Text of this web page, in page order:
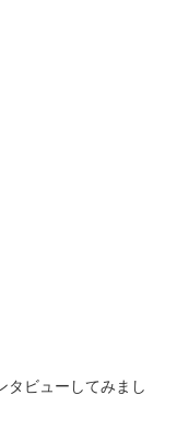
タビューしてみまし